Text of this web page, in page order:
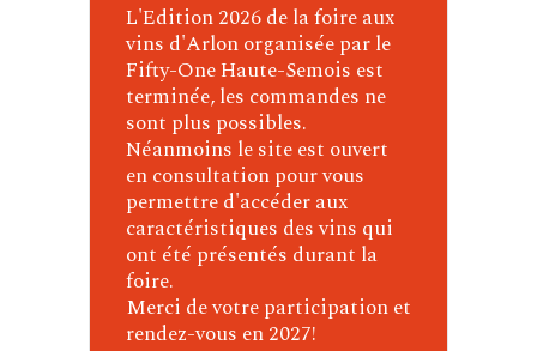
L'Edition 2026 de la foire aux
vins d'Arlon organisée par le
Fifty-One Haute-Semois est
terminée, les commandes ne
sont plus possibles.
Néanmoins le site est ouvert
en consultation pour vous
permettre d'accéder aux
caractéristiques des vins qui
ont été présentés durant la
foire.
Merci de votre participation et
rendez-vous en 2027!